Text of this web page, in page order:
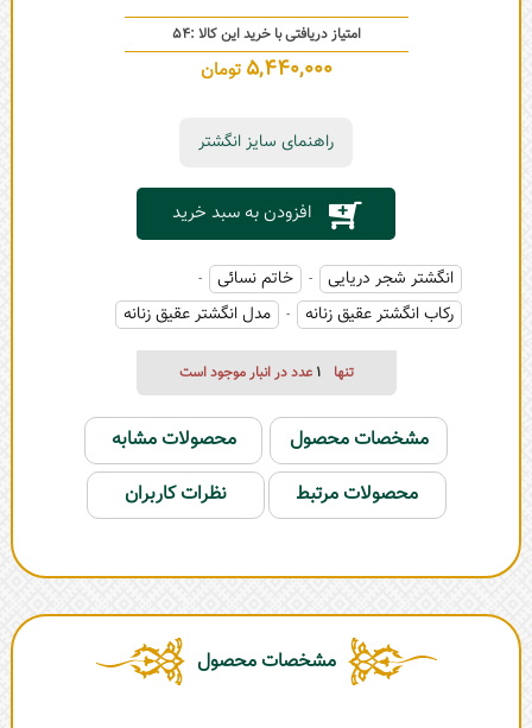
امتیاز دریافتی با خرید این کالا :54
5,440,000 تومان
راهنمای سایز انگشتر
افزودن به سبد خرید
انگشتر شجر دریایی - خاتم نسائی -
رکاب انگشتر عقیق زنانه - مدل انگشتر عقیق زنانه
تنها 1 عدد در انبار موجود است
مشخصات محصول
محصولات مشابه
محصولات مرتبط
نظرات کاربران
مشخصات محصول